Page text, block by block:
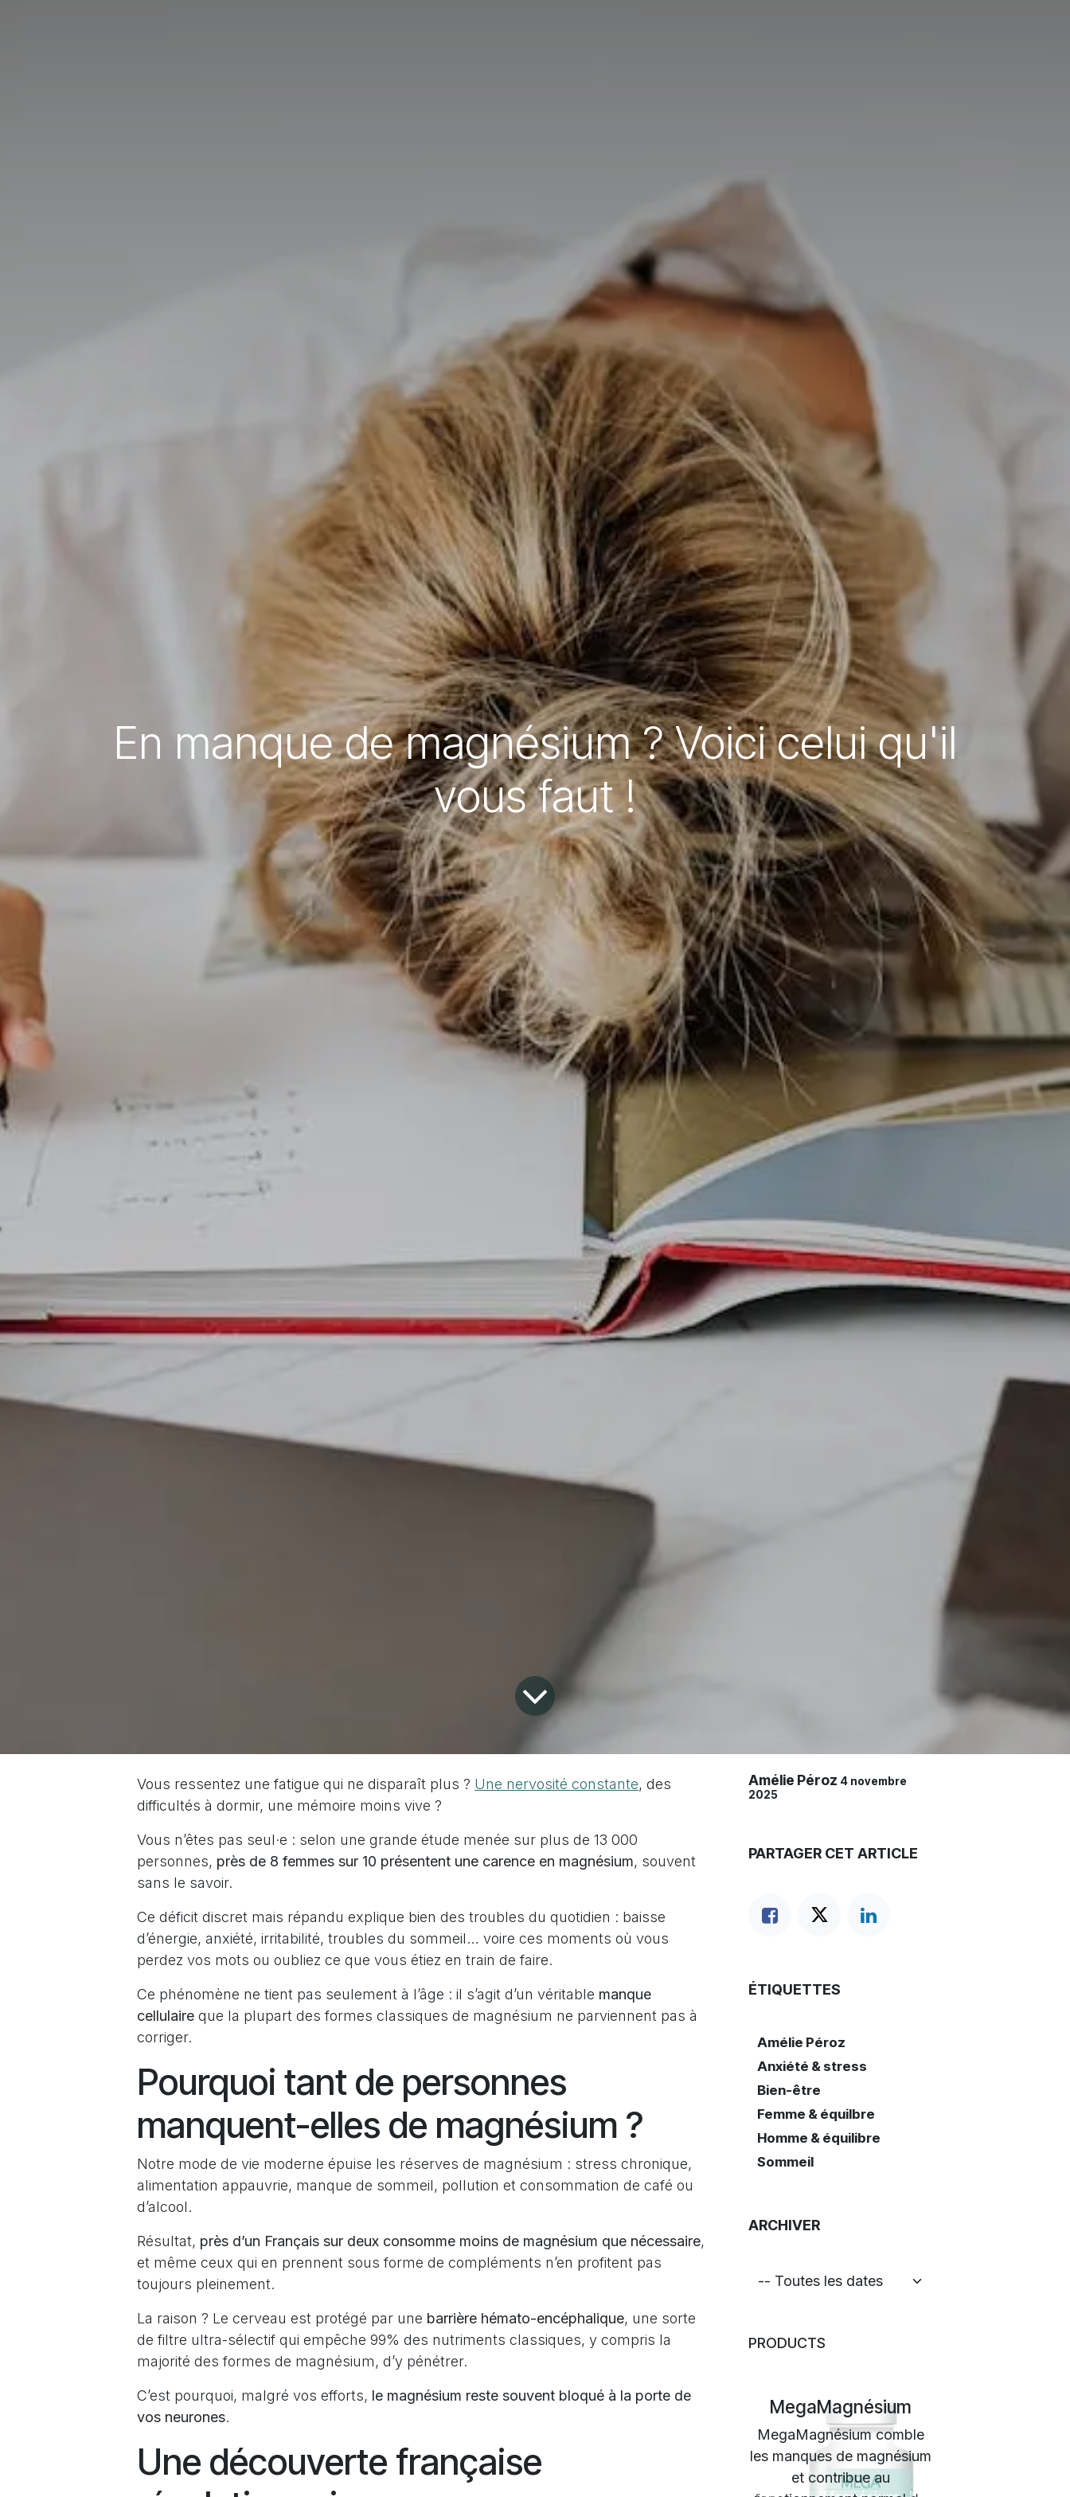
En manque de magnésium ? Voici celui qu'il
vous faut !
Vous ressentez une fatigue qui ne disparaît plus ? Une nervosité constante, des
difficultés à dormir, une mémoire moins vive ?
Vous n’êtes pas seul·e : selon une grande étude menée sur plus de 13 000
personnes, près de 8 femmes sur 10 présentent une carence en magnésium, souvent
sans le savoir.
Ce déficit discret mais répandu explique bien des troubles du quotidien : baisse
d’énergie, anxiété, irritabilité, troubles du sommeil… voire ces moments où vous
perdez vos mots ou oubliez ce que vous étiez en train de faire.
Ce phénomène ne tient pas seulement à l’âge : il s’agit d’un véritable manque
cellulaire que la plupart des formes classiques de magnésium ne parviennent pas à
corriger.
Pourquoi tant de personnes
manquent-elles de magnésium ?
Notre mode de vie moderne épuise les réserves de magnésium : stress chronique,
alimentation appauvrie, manque de sommeil, pollution et consommation de café ou
d’alcool.
Résultat, près d’un Français sur deux consomme moins de magnésium que nécessaire,
et même ceux qui en prennent sous forme de compléments n’en profitent pas
toujours pleinement.
La raison ? Le cerveau est protégé par une barrière hémato-encéphalique, une sorte
de filtre ultra-sélectif qui empêche 99% des nutriments classiques, y compris la
majorité des formes de magnésium, d’y pénétrer.
C’est pourquoi, malgré vos efforts, le magnésium reste souvent bloqué à la porte de
vos neurones.
Une découverte française
Amélie Péroz 4 novembre
2025
PARTAGER CET ARTICLE
ÉTIQUETTES
Amélie Péroz
Anxiété & stress
Bien-être
Femme & équilbre
Homme & équilibre
Sommeil
ARCHIVER
PRODUCTS
MegaMagnésium
MegaMagnésium comble
les manques de magnésium
et contribue au